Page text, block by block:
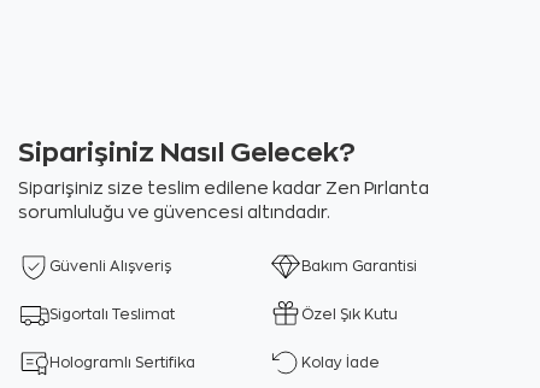
Siparişiniz Nasıl Gelecek?
Siparişiniz size teslim edilene kadar Zen Pırlanta
sorumluluğu ve güvencesi altındadır.
Güvenli Alışveriş Bakım Garantisi
Sigortalı Teslimat Özel Şık Kutu
Hologramlı Sertifika Kolay İade